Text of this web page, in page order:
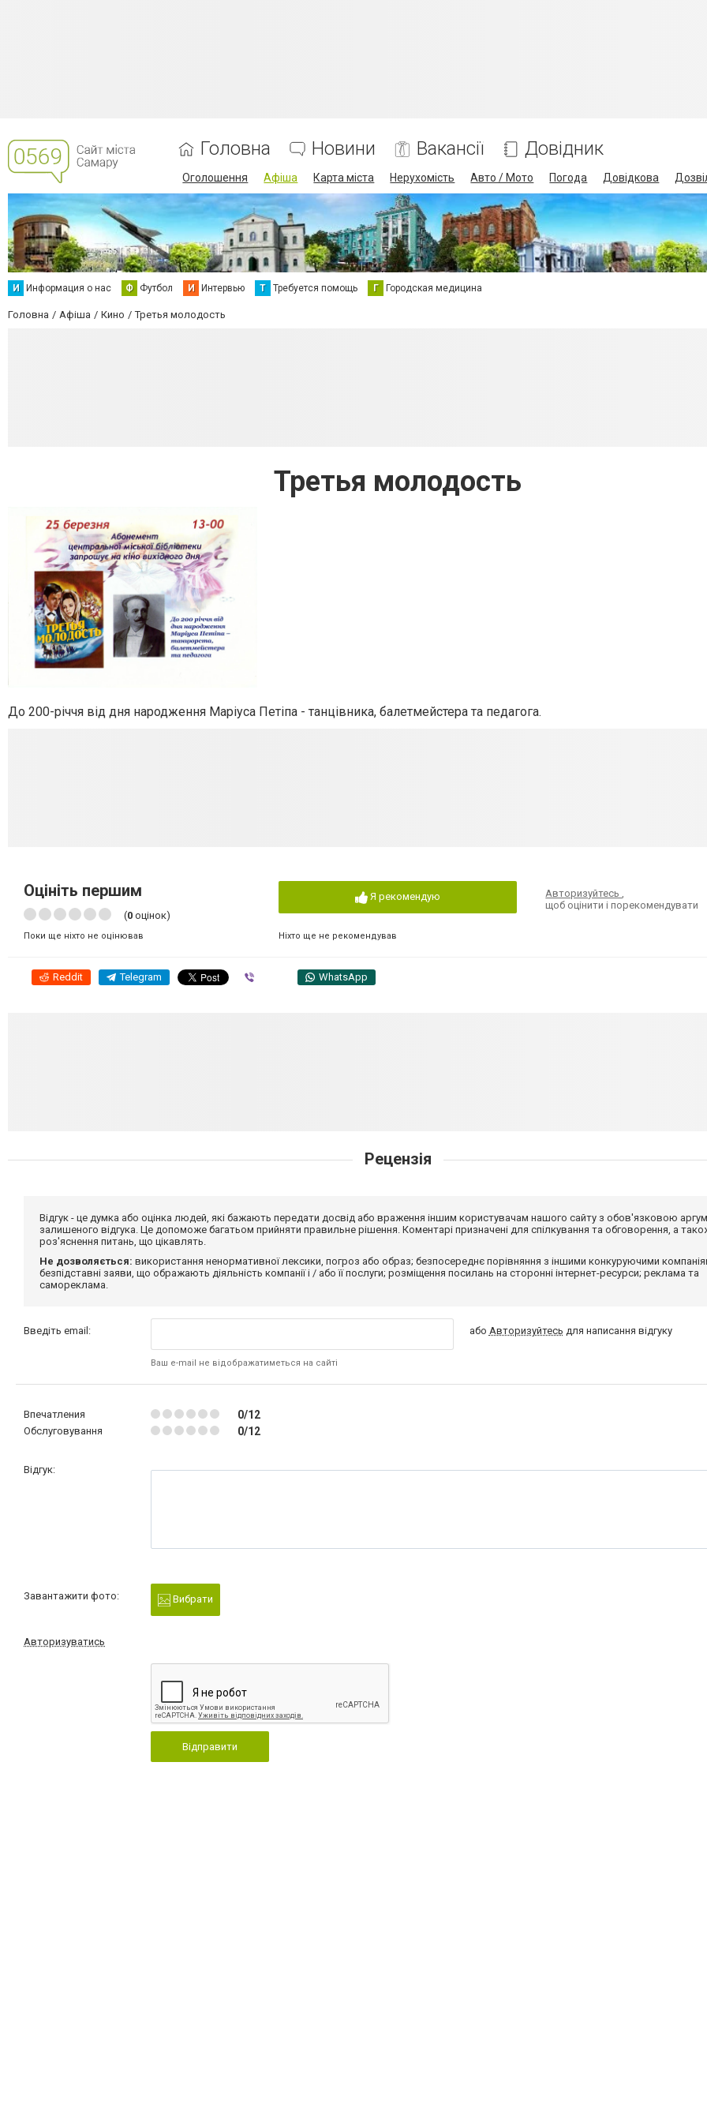
Головна Новини Вакансії Довідник
Оголошення Афіша Карта міста Нерухомість Авто / Мото Погода Довідкова
И Информация о нас Ф Футбол И Интервью Т Требуется помощь Г Городская медицина
Головна Афіша Кино Третья молодость
Третья молодость
До 200-річчя від дня народження Маріуса Петіпа - танцівника, балетмейстера та педагога.
Оцініть першим
(0 оцінок)
Поки ще ніхто не оцінював
Я рекомендую
Ніхто ще не рекомендував
Авторизуйтесь,
щоб оцінити і порекомендувати
Reddit Telegram WhatsApp
Рецензія
Відгук - це думка або оцінка людей, які бажають передати досвід або враження іншим користувачам нашого сайту з обов'язковою
залишеного відгука. Це допоможе багатьом прийняти правильне рішення. Коментарі призначені для спілкування та обговорення, а
роз'яснення питань, що цікавлять.
Не дозволяється: використання ненормативної лексики, погроз або образ; безпосереднє порівняння з іншими конкуруючими
безпідставні заяви, що ображають діяльність компанії і / або її послуги; розміщення посилань на сторонні інтернет-ресурси; реклама та
самореклама.
Введіть email:
Ваш e-mail не відображатиметься на сайті
або Авторизуйтесь для написання відгуку
Впечатления 0/12
Обслуговування 0/12
Відгук:
Завантажити фото: Вибрати
Авторизуватись
Відправити